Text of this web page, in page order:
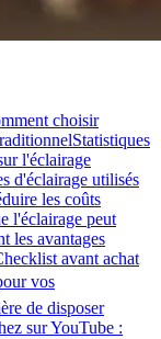
choisir
Statistiques
l'éclairage
d'éclairage utilisés
les coûts
l'éclairage peut
les avantages
avant achat
vos
de disposer
sur YouTube :